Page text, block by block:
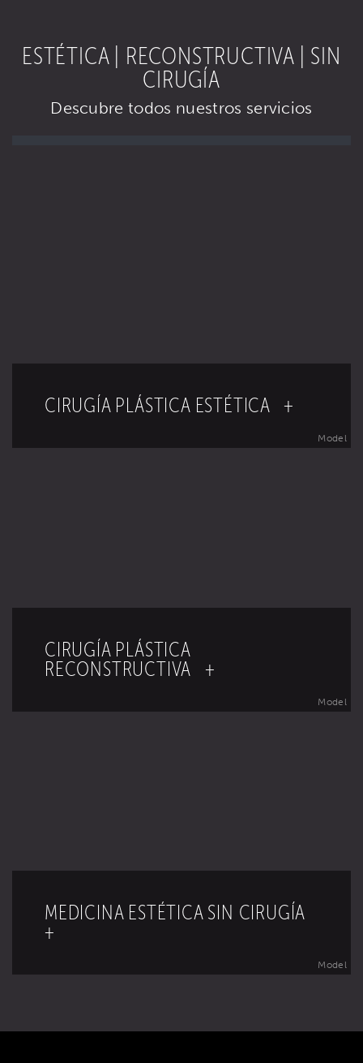
ESTÉTICA | RECONSTRUCTIVA | SIN
CIRUGÍA
Descubre todos nuestros servicios
CIRUGÍA PLÁSTICA ESTÉTICA +
Model
CIRUGÍA PLÁSTICA
RECONSTRUCTIVA +
Model
MEDICINA ESTÉTICA SIN CIRUGÍA
+
Model